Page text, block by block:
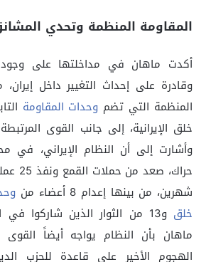
المقاومة المنظمة وتحدي
أكدت ماهان في مداخلتها على
وقادرة على إحداث التغيير داخل
المنظمة التي تضم وحدات المقاومة
خلق الإيرانية، إلى جانب القوى
وأشارت إلى أن النظام الإيراني، في
شهرين، من بينها إعدام 8 أعضاء من
خلق
و13 من الثوار الذين شاركوا
ماهان بأن النظام يواجه أيضاً القوى
الهجوم الأخير على قاعدة للحزب